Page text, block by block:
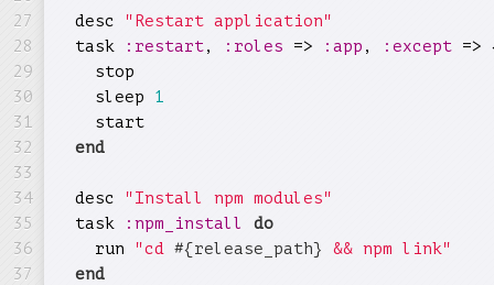
  desc
"Restart application"
  task
:restart, :roles => :app , :except
    sleep
1
end
  desc
"Install npm modules"
  task
:npm_install
do
    run
"cd #{release_path}
&& npm link"
end